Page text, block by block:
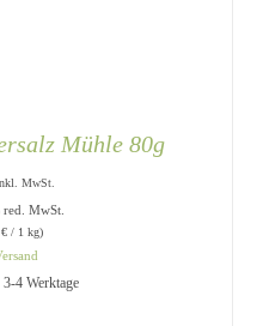
Mühle 80g
MwSt.
MwSt.
€/ 1 kg)
4 Werktage